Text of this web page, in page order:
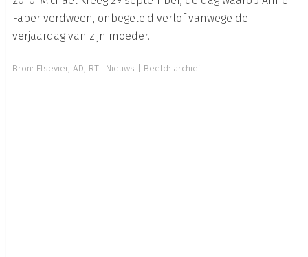
Faber verdween, onbegeleid verlof vanwege de
verjaardag van zijn moeder.
Bron: Elsevier, AD, RTL Nieuws | Beeld: archief